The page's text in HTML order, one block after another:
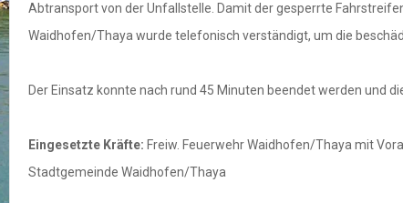
Abtransport von der Unfallstelle. Damit der gesperrte
Waidhofen/Thaya wurde telefonisch verständigt, um die
Der Einsatz konnte nach rund 45 Minuten beendet werden und
Eingesetzte Kräfte: Freiw. Feuerwehr Waidhofen/Thaya mit
Stadtgemeinde Waidhofen/Thaya